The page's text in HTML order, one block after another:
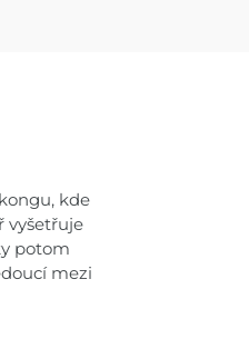
kde
vyšetřuje
potom
mezi